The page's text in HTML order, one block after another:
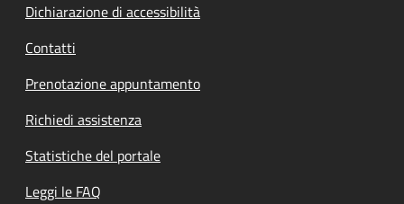
Dichiarazione di accessibilità
Contatti
Prenotazione appuntamento
Richiedi assistenza
Statistiche del portale
Leggi le FAQ